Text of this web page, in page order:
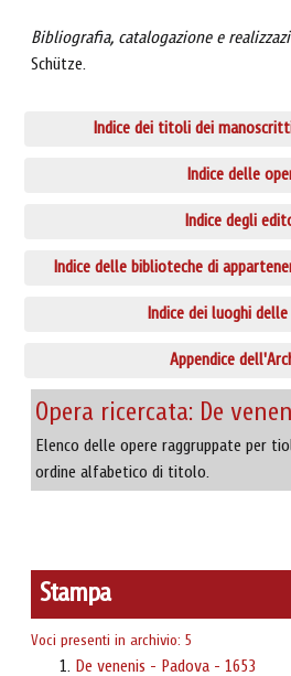
Bibliografia, catalogazione e
Schütze.
Indice dei titoli dei
Indice delle
Indice degli
Indice delle biblioteche di
Indice dei luoghi
Appendice
Opera ricercata: De
Elenco delle opere raggruppate per
ordine alfabetico di titolo.
Stampa
Voci presenti in archivio: 5
De venenis - Padova - 1653